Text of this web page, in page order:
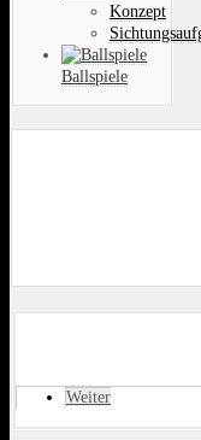
Konzept
Ballspiele
Weiter